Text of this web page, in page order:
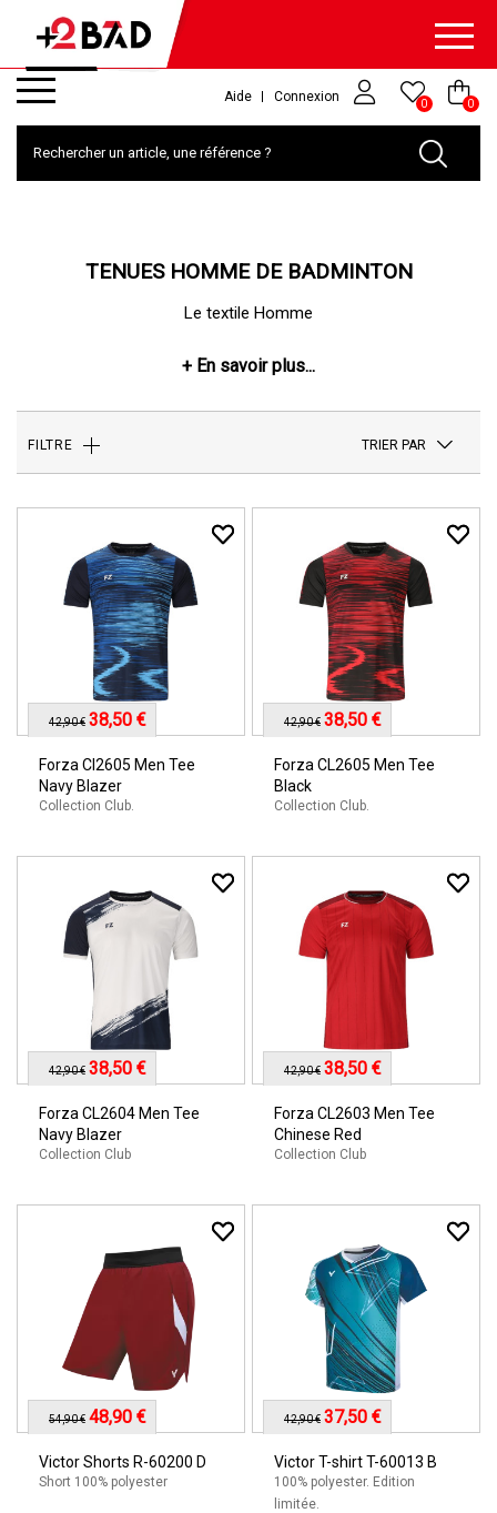
Aide Connexion 0 0
TENUES HOMME DE BADMINTON
Le textile Homme
FILTRE TRIER PAR
Forza Cl2605 Men Tee
Navy Blazer
Collection Club.
42,90 € 38,50 €
Forza CL2605 Men Tee
Black
Collection Club.
42,90 € 38,50 €
Forza CL2604 Men Tee
Navy Blazer
Collection Club
42,90 € 38,50 €
Forza CL2603 Men Tee
Chinese Red
Collection Club
42,90 € 38,50 €
Victor Shorts R-60200 D
Short 100% polyester
54,90 € 48,90 €
Victor T-shirt T-60013 B
100% polyester. Edition
limitée.
42,90 € 37,50 €